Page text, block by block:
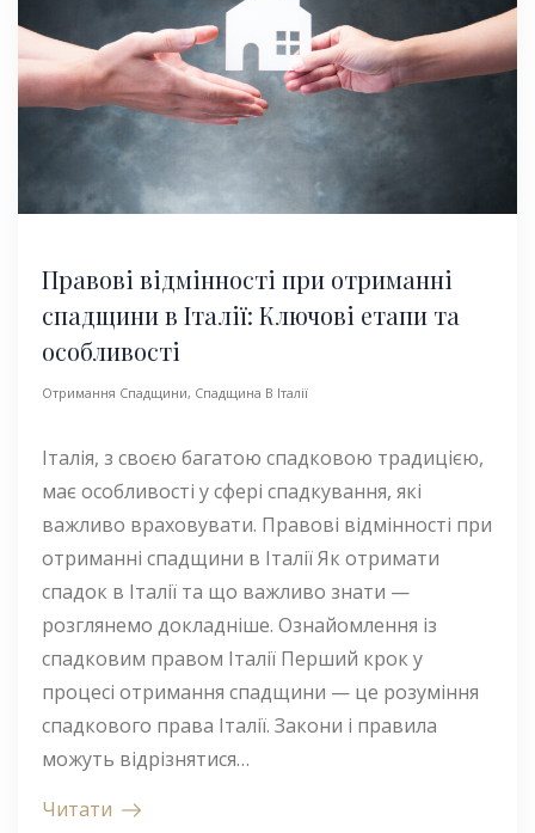
Правові відмінності при отриманні
спадщини в Італії: Ключові етапи та
особливості
Отримання Спадщини, Спадщина В Італії
Італія, з своєю багатою спадковою традицією,
має особливості у сфері спадкування, які
важливо враховувати. Правові відмінності при
отриманні спадщини в Італії Як отримати
спадок в Італії та що важливо знати —
розглянемо докладніше. Ознайомлення із
спадковим правом Італії Перший крок у
процесі отримання спадщини — це розуміння
спадкового права Італії. Закони і правила
можуть відрізнятися…
Читати